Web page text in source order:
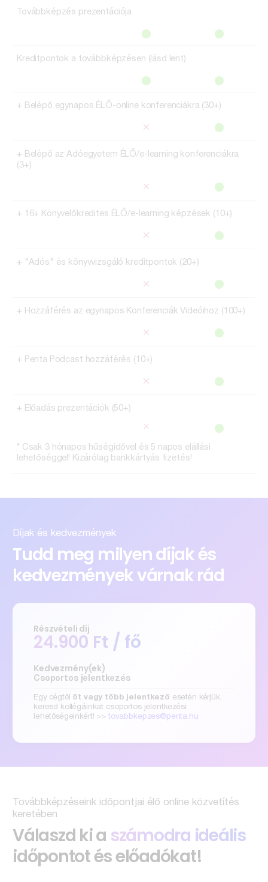
Továbbképzés prezentációja
Kreditpontok a továbbképzésen (lásd lent)
+ Belépő egynapos ÉLŐ-online konferenciákra (30+)
+ Belépő az Adóegyetem ÉLŐ/e-learning konferenciákra
(3+)
+ 16+ Könyvelőkredites ÉLŐ/e-learning képzések (10+)
+ "Adós" és könyvvizsgáló kreditpontok (20+)
+ Hozzáférés az egynapos Konferenciák Videóihoz (100+)
+ Penta Podcast hozzáférés (10+)
+ Előadás prezentációk (50+)
* Csak 3 hónapos hűségidővel és 5 napos elállási
lehetőséggel! Kizárólag bankkártyás fizetés!
Díjak és kedvezmények
Tudd meg milyen díjak és
kedvezmények várnak rád
Részvételi díj
24.900 Ft / fő
Kedvezmény(ek)
Csoportos jelentkezés
Egy cégtől öt vagy több jelentkező esetén kérjük,
keresd kollégáinkat csoportos jelentkezési
lehetőségeinkért! >> tovabbkepzes@penta.hu
Továbbképzéseink időpontjai élő online közvetítés
keretében
Válaszd ki a számodra ideális
időpontot és előadókat!